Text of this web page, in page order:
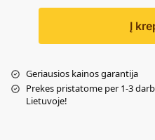
Į
Geriausios kainos garantija
Prekes pristatome per 1-3
Lietuvoje!